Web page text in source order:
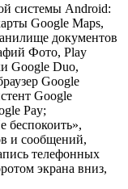
системы Android:
Google Maps,
документов
Фото, Play
Google Duo,
Google
Google
Pay;
беспокоить»,
и сообщений,
телефонных
экрана вниз,